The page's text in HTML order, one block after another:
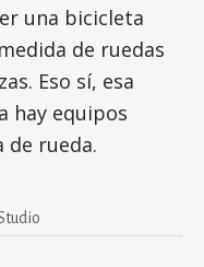
una bicicleta
de ruedas
Eso sí, esa
hay equipos
de rueda.